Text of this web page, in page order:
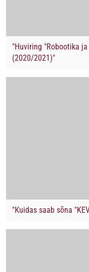
"Huviring "Robootika
(2020/2021)"
"Кuidas saab sõna